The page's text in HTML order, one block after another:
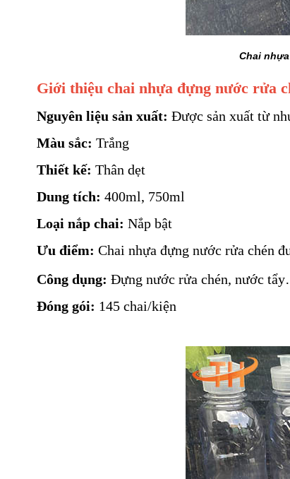
Chai
Giới thiệu chai nhựa đựng nước rửa
Nguyên liệu sản xuất: Được sản xuất từ
Màu sắc: Trắng
Thiết kế: Thân dẹt
Dung tích: 400ml, 750ml
Loại nắp chai: Nắp bật
Ưu điểm: Chai nhựa đựng nước rửa chén
Công dụng: Đựng nước rửa chén, nước
Đóng gói: 145 chai/kiện